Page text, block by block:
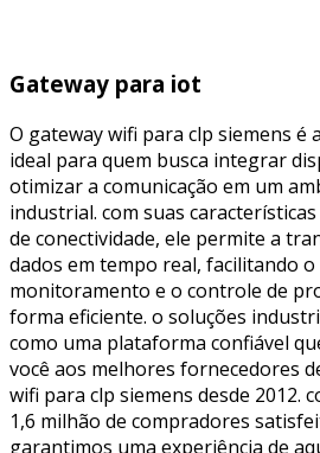
Gateway para iot
O gateway wifi para clp siemens é
ideal para quem busca integrar
otimizar a comunicação em um
industrial. com suas características
de conectividade, ele permite a
dados em tempo real, facilitando o
monitoramento e o controle de
forma eficiente. o soluções
como uma plataforma confiável
você aos melhores fornecedores
wifi para clp siemens desde 2012.
1,6 milhão de compradores
garantimos uma experiência de